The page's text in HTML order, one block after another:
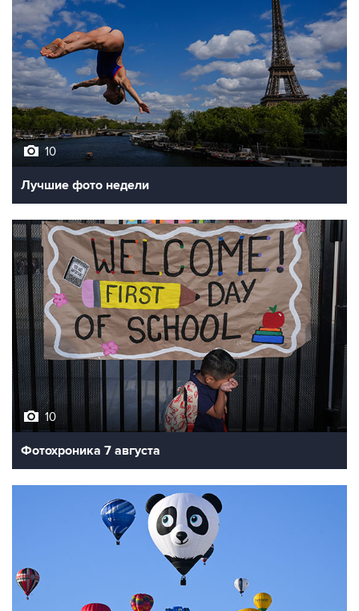
10
Лучшие фото недели
10
Фотохроника 7 августа